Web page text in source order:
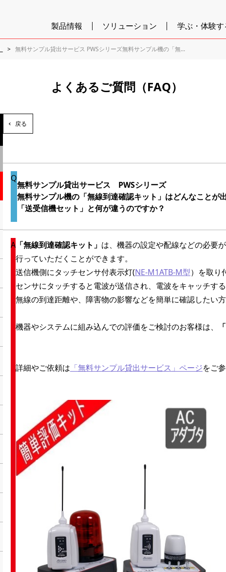
製品情報 ソリューション 学ぶ・体験す
無料サンプル貸出サービス PWSシリーズ無料サンプル機の「無...
よくあるご質問（FAQ）
戻る
無料サンプル貸出サービス PWSシリーズ
無料サンプル機の「無線到達確認キット」はどんなことが
「送受信機セット」と何が違うのですか？
「無線到達確認キット」 は、機器の設定や配線などの必要
行っていただくことができます。
送信機側にタッチセンサ付表示灯(NE-M1ATB-M型）を取り
センサにタッチすると電波が送信され、電波をキャッチす
無線の到達距離や、障害物の影響などを簡単に確認したい方
機器やシステムに組み込んでの評価をご検討のお客様は、
詳細やご依頼は 「無料サンプル貸出サービス」ページをご